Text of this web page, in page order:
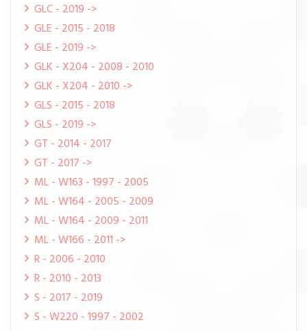
GLC - 2019 ->
GLE - 2015 - 2018
GLE - 2019 ->
GLK - X204 - 2008 - 2010
GLK - X204 - 2010 ->
GLS - 2015 - 2018
GLS - 2019 ->
GT - 2014 - 2017
GT - 2017 ->
ML - W163 - 1997 - 2005
ML - W164 - 2005 - 2009
ML - W164 - 2009 - 2011
ML - W166 - 2011 ->
R - 2006 - 2010
R - 2010 - 2013
S - 2017 - 2019
S - W220 - 1997 - 2002